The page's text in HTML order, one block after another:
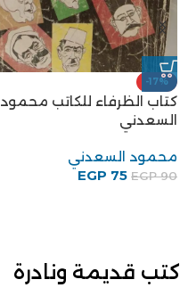
-18%
تجليات مصرية جولات في
القاهرة القديمة للكاتب جمال
الغيطاني
جمال الغيطاني
كتب قديمة ونادرة